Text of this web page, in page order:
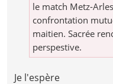
le match Metz-
confrontation
maitien. Sacrée
perspestive.
Je l'espère